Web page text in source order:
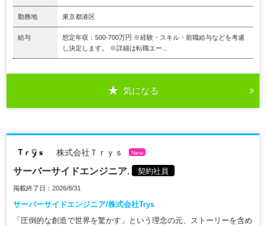
勤務地 東京都港区
給与
想定年収：500-700万円 ※経験・スキル・前職給与などを考慮
し決定します。 ※詳細は転職エー...
気になる
株式会社Ｔｒｙｓ New
サーバーサイドエンジニア. 契約社員
掲載終了日：2026/8/31
サーバーサイドエンジニア/株式会社Trys
「圧倒的な創造で世界を驚かす」という理念の元、ストーリーを含め